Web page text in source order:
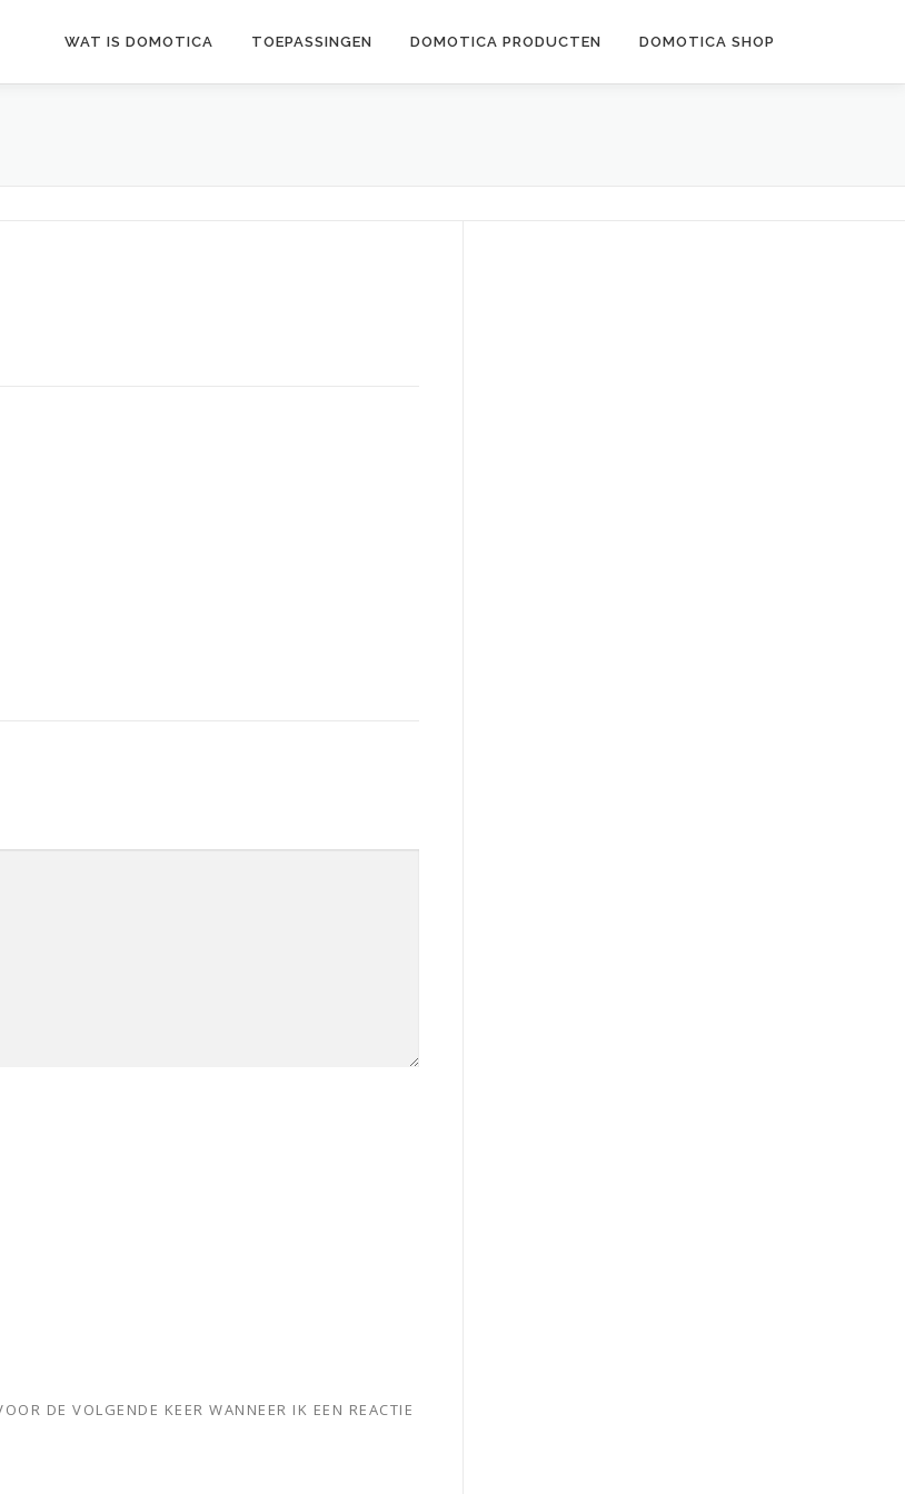
WAT IS DOMOTICA TOEPASSINGEN DOMOTICA PRODUCTEN DOMOTICA SHOP
DE VOLGENDE KEER WANNEER IK EEN REACTIE